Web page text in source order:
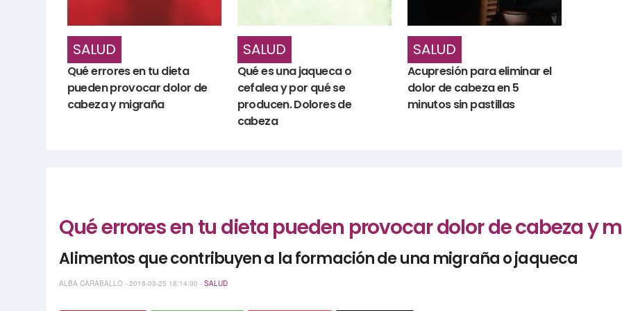
SALUD
Qué errores en tu dieta
pueden provocar dolor de
cabeza y migraña
SALUD
Qué es una jaqueca o
cefalea y por qué se
producen. Dolores de
cabeza
SALUD
Acupresión para eliminar el
dolor de cabeza en 5
minutos sin pastillas
Qué errores en tu dieta pueden provocar dolor de cabeza y
Alimentos que contribuyen a la formación de una migraña o jaqueca
ALBA CARABALLO - 2018-03-25 18:14:00 -SALUD